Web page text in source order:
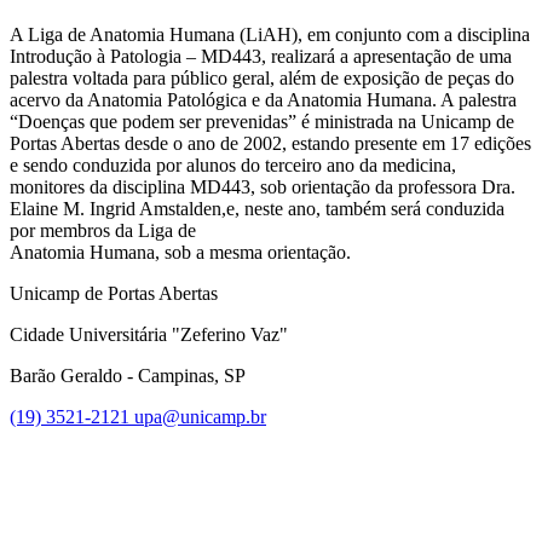
A Liga de Anatomia Humana (LiAH), em conjunto com a disciplina
Introdução à Patologia – MD443, realizará a apresentação de uma
palestra voltada para público geral, além de exposição de peças do
acervo da Anatomia Patológica e da Anatomia Humana. A palestra
“Doenças que podem ser prevenidas” é ministrada na Unicamp de
Portas Abertas desde o ano de 2002, estando presente em 17 edições
e sendo conduzida por alunos do terceiro ano da medicina,
monitores da disciplina MD443, sob orientação da professora Dra.
Elaine M. Ingrid Amstalden,e, neste ano, também será conduzida
por membros da Liga de
Anatomia Humana, sob a mesma orientação.
Unicamp de Portas Abertas
Cidade Universitária "Zeferino Vaz"
Barão Geraldo - Campinas, SP
(19) 3521-2121 upa@unicamp.br